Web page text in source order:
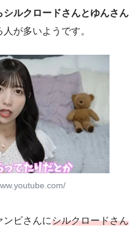
シルクロードさんとゆんさん
が多いようです。
ンビさんにシルクロードさん